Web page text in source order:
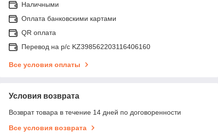
Наличными
Оплата банковскими картами
QR оплата
Перевод на р/с KZ398562203116406160
Все условия оплаты
Условия возврата
Возврат товара в течение 14 дней по договоренности
Все условия возврата